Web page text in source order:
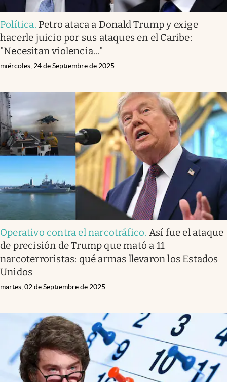
Política. Petro ataca a Donald Trump y exige
hacerle juicio por sus ataques en el Caribe:
"Necesitan violencia..."
miércoles, 24 de Septiembre de 2025
Operativo contra el narcotráfico. Así fue el ataque
de precisión de Trump que mató a 11
narcoterroristas: qué armas llevaron los Estados
Unidos
martes, 02 de Septiembre de 2025